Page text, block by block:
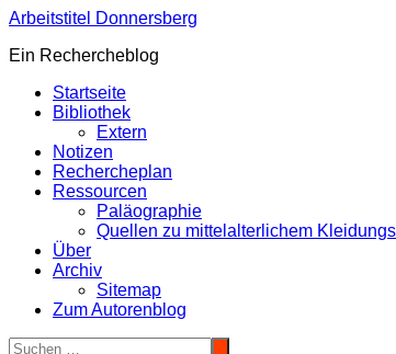
Zum
springen
Arbeitstitel Donnersberg
Ein Rechercheblog
Startseite
Bibliothek
Extern
Notizen
Rechercheplan
Ressourcen
Paläographie
Quellen zu mittelalterlichem
Über
Archiv
Sitemap
Zum Autorenblog